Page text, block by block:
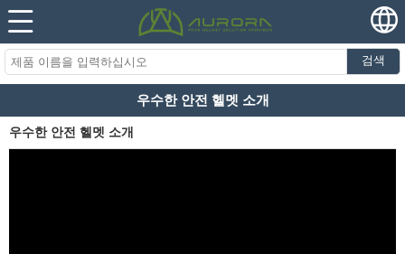
검색
우수한 안전 헬멧 소개
우수한 안전 헬멧 소개